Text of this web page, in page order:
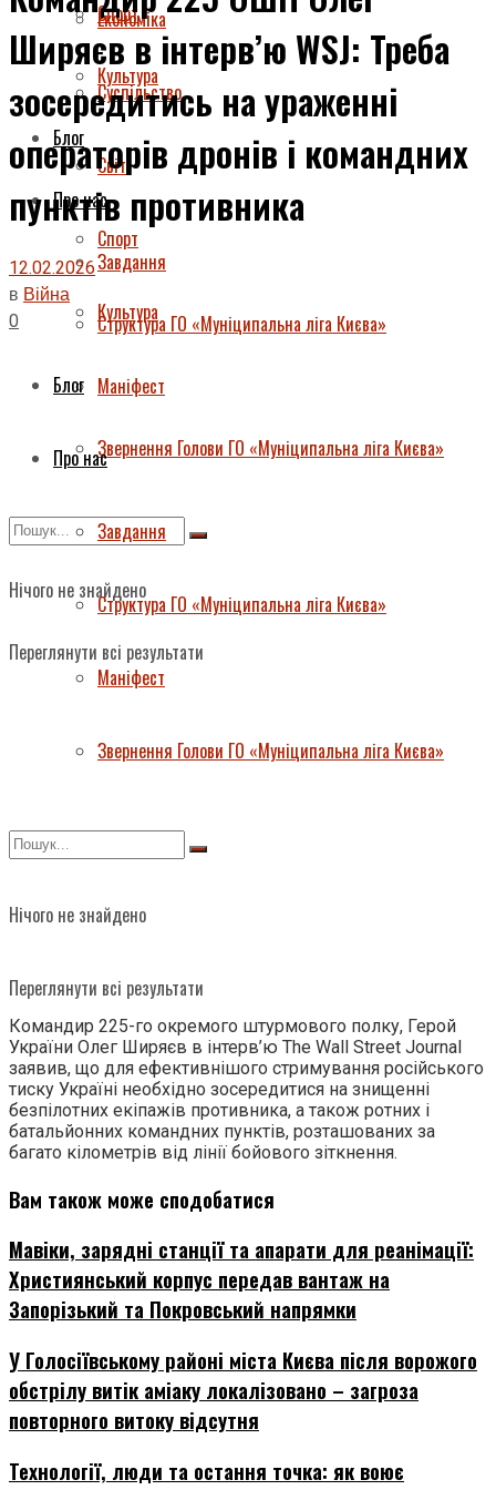
Спорт
Культура
Блог
Про нас
Завдання
Структура ГО «Муніципальна ліга Києва»
Маніфест
Звернення Голови ГО «Муніципальна ліга Києва»
Нічого не знайдено
Переглянути всі результати
Економіка
Суспільство
Світ
Спорт
Культура
Блог
Про нас
Завдання
Структура ГО «Муніципальна ліга Києва»
Маніфест
Звернення Голови ГО «Муніципальна ліга Києва»
Нічого не знайдено
Переглянути всі результати
Ширяєв в інтерв’ю WSJ: Треба
зосередитись на ураженні
операторів дронів і командних
пунктів противника
12.02.2026
в Війна
0
Командир 225-го окремого штурмового полку, Герой
України Олег Ширяєв в інтерв’ю The Wall Street Journal
заявив, що для ефективнішого стримування російського
тиску Україні необхідно зосередитися на знищенні
безпілотних екіпажів противника, а також ротних і
батальйонних командних пунктів, розташованих за
багато кілометрів від лінії бойового зіткнення.
Вам також може сподобатися
Мавіки, зарядні станції та апарати для реанімації:
Християнський корпус передав вантаж на
Запорізький та Покровський напрямки
У Голосіївському районі міста Києва після ворожого
обстрілу витік аміаку локалізовано – загроза
повторного витоку відсутня
Технології, люди та остання точка: як воює